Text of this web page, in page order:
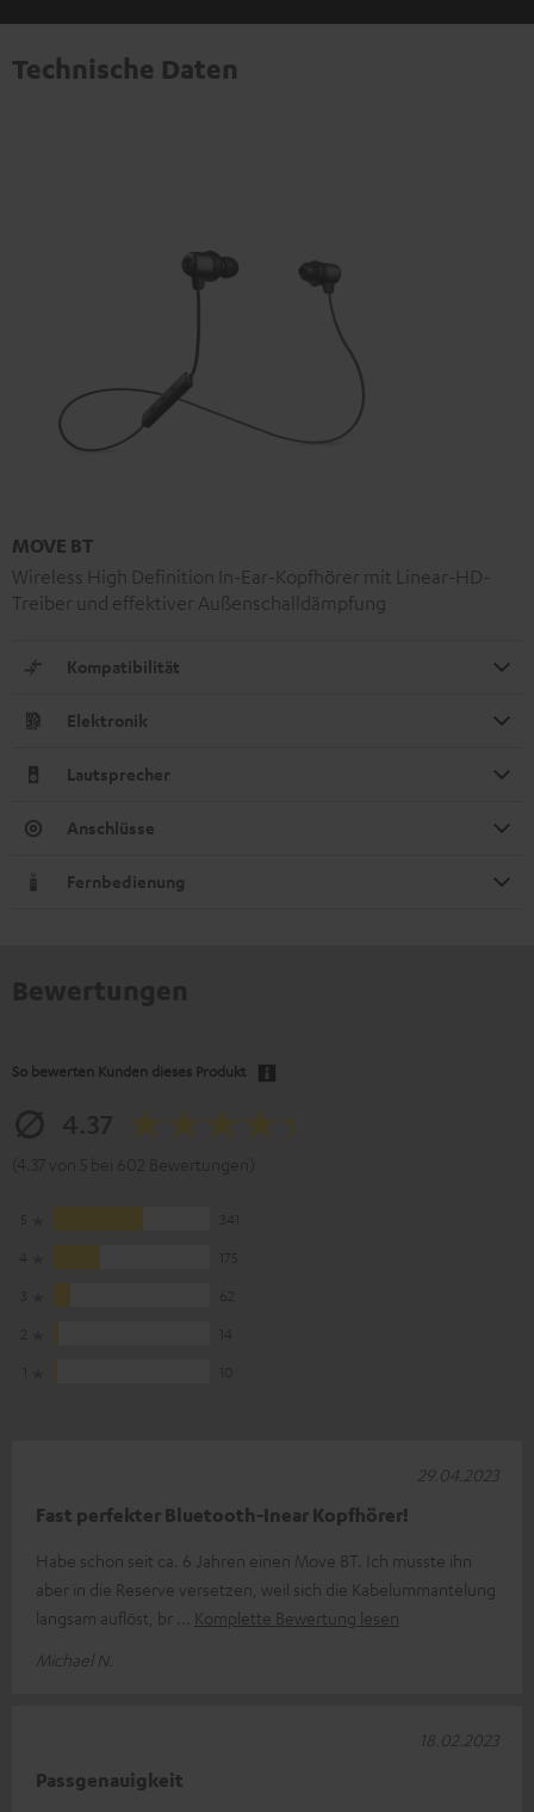
Technische Daten
MOVE BT
Wireless High Definition In-Ear-Kopfhörer mit Linear-HD-
Treiber und effektiver Außenschalldämpfung
Kompatibilität
Elektronik
Lautsprecher
Anschlüsse
Fernbedienung
So bewerten Kunden dieses Produkt
Fast perfekter Bluetooth-Inear Kopfhörer!
Habe schon seit ca. 6 Jahren einen Move BT. Ich musste ihn
aber in die Reserve versetzen, weil sich die Kabelummantelung
langsam auflöst, br
Komplette Bewertung lesen
Michael N.
29.04.2023
Passgenauigkeit
18.02.2023